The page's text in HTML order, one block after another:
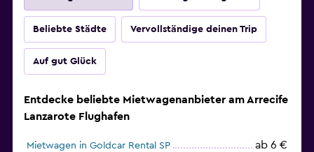
Beliebte Städte Vervollständige deinen Trip
Auf gut Glück
Entdecke beliebte Mietwagenanbieter am Arrecife
Lanzarote Flughafen
Mietwagen in Goldcar Rental SP ab 6 €